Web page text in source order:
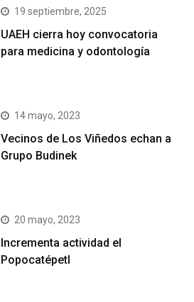
19 septiembre, 2025
UAEH cierra hoy convocatoria
para medicina y odontología
14 mayo, 2023
Vecinos de Los Viñedos echan a
Grupo Budinek
20 mayo, 2023
Incrementa actividad el
Popocatépetl